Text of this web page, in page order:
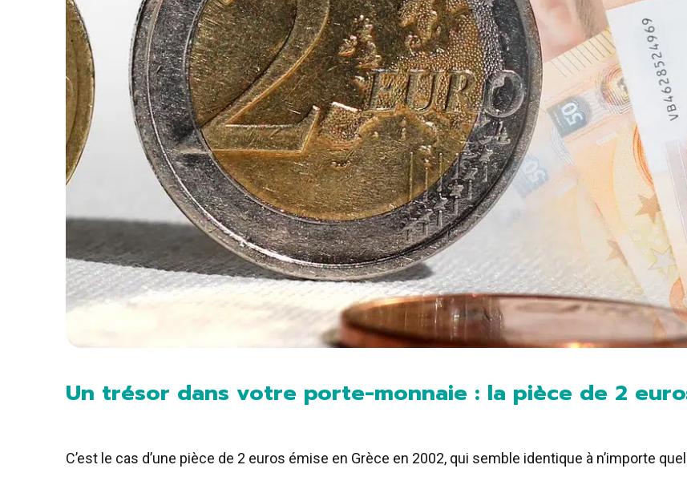
Un trésor dans votre porte-monnaie : la pièce de 2
C’est le cas d’une pièce de 2 euros émise en Grèce en 2002, qui semble identique à n’importe